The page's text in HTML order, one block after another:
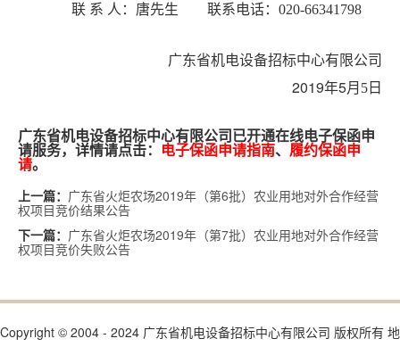
联 系 人：唐先生 联系电话：020-66341798
广东省机电设备招标中心有限公司
2019年5月5日
广东省机电设备招标中心有限公司已开通在线电子保函申
请服务，详情请点击： 电子保函申请指南、履约保函申
请。
上一篇： 广东省火炬农场2019年（第6批）农业用地对外合作经营
权项目竞价结果公告
下一篇： 广东省火炬农场2019年（第7批）农业用地对外合作经营
权项目竞价失败公告
Copyright © 2004 - 2024 广东省机电设备招标中心有限公司 版权所有 地